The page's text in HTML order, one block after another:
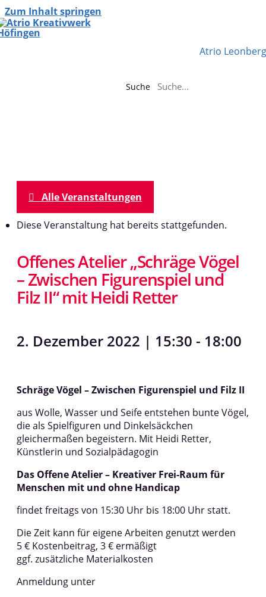
Zum Inhalt springen
Atrio Leonberg
Suche
Alle Veranstaltungen
Diese Veranstaltung hat bereits stattgefunden.
Offenes Atelier „Schräge Vögel
– Zwischen Figurenspiel und
Filz II“ mit Heidi Retter
2. Dezember 2022 | 15:30 - 18:00
Schräge Vögel – Zwischen Figurenspiel und Filz II
aus Wolle, Wasser und Seife entstehen bunte Vögel,
die als Spielfiguren und Dinkelsäckchen
gleichermaßen begeistern. Mit Heidi Retter,
Künstlerin und Sozialpädagogin
Das Offene Atelier – Kreativer Frei-Raum für
Menschen mit und ohne Handicap
findet freitags von 15:30 Uhr bis 18:00 Uhr statt.
Die Zeit kann für eigene Arbeiten genutzt werden
5 € Kostenbeitrag, 3 € ermäßigt
ggf. zusätzliche Materialkosten
Anmeldung unter